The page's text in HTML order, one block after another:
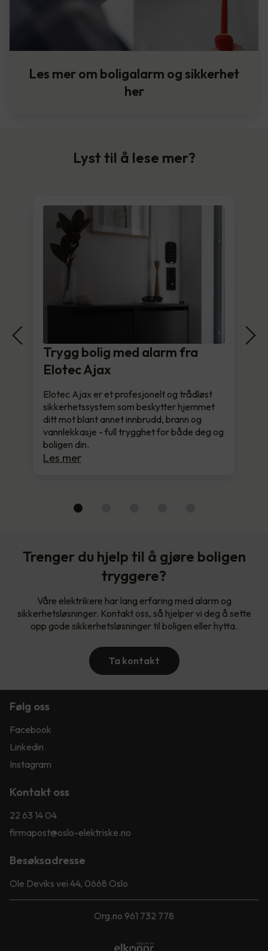
Les mer om boligalarm og sikkerhet
her
Lyst til å lese mer?
Trygg bolig med alarm fra
Elotec Ajax
Elotec Ajax er et profesjonelt og trådløst
sikkerhetssystem som beskytter hjemmet
ditt mot blant annet innbrudd, brann og
vannlekkasje - full trygghet for både deg og
boligen din.
Les mer
Trenger du hjelp til å gjøre boligen
tryggere?
Våre elektrikere har lang erfaring med alarm og
sikkerhetsløsninger. Kontakt oss, så hjelper vi deg å sette
opp gode sikkerhetsløsninger til boligen eller hytta.
Ta kontakt
Følg oss
Facebook
Linkedin
Instagram
Kontakt oss
22 63 14 04
firmapost@oslo-elektriske.no
Besøksadresse
Ole Deviks vei 44, 0668 Oslo
Org.no 961 732 778